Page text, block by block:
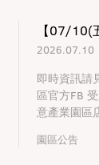
【07/10(
2026.07.10
即時資訊請
區官方FB
意產業園區
園區公告